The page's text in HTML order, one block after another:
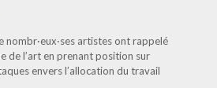
nombr·eux·ses artistes ont rappelé
de l’art en prenant position sur
envers l’allocation du travail